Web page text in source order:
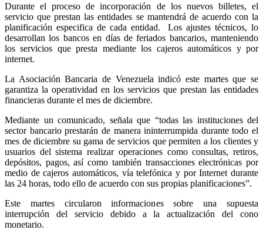
Durante el proceso de incorporación de los nuevos billetes, el
servicio que prestan las entidades se mantendrá de acuerdo con la
planificación especifica de cada entidad. Los ajustes técnicos, lo
desarrollan los bancos en días de feriados bancarios, manteniendo
los servicios que presta mediante los cajeros automáticos y por
internet.
La Asociación Bancaria de Venezuela indicó este martes que se
garantiza la operatividad en los servicios que prestan las entidades
financieras durante el mes de diciembre.
Mediante un comunicado, señala que “todas las instituciones del
sector bancario prestarán de manera ininterrumpida durante todo el
mes de diciembre su gama de servicios que permiten a los clientes y
usuarios del sistema realizar operaciones como consultas, retiros,
depósitos, pagos, así como también transacciones electrónicas por
medio de cajeros automáticos, vía telefónica y por Internet durante
las 24 horas, todo ello de acuerdo con sus propias planificaciones”.
Este martes circularon informaciones sobre una supuesta
interrupción del servicio debido a la actualización del cono
monetario.